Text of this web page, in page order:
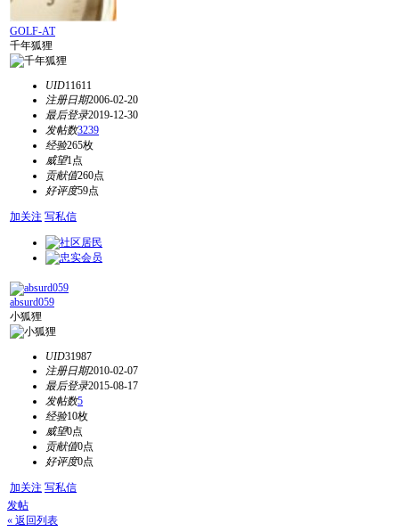
GOLF-AT
千年狐狸
UID11611
注册日期2006-02-20
最后登录2019-12-30
发帖数3239
经验265枚
威望1点
贡献值260点
好评度59点
加关注 写私信
absurd059
小狐狸
UID31987
注册日期2010-02-07
最后登录2015-08-17
发帖数5
经验10枚
威望0点
贡献值0点
好评度0点
加关注 写私信
发帖
« 返回列表